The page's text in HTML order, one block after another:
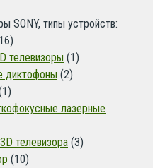
SONY, типы устройств:
телевизоры (1)
диктофоны (2)
лазерные
телевизора (3)
(10)